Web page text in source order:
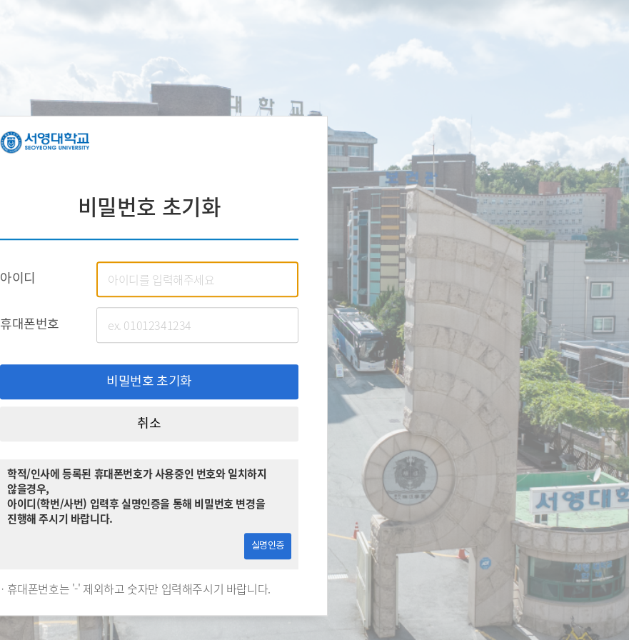
비밀번호 초기화
아이디
휴대폰번호
비밀번호 초기화
취소
학적/인사에 등록된 휴대폰번호가 사용중인 번호와 일치하지
않을경우,
아이디(학번/사번) 입력후 실명인증을 통해 비밀번호 변경을
진행해 주시기 바랍니다.
실명인증
휴대폰번호는 '-' 제외하고 숫자만 입력해주시기 바랍니다.